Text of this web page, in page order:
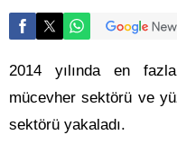
2014 yılında en
mücevher sektörü ve
sektörü yakaladı.